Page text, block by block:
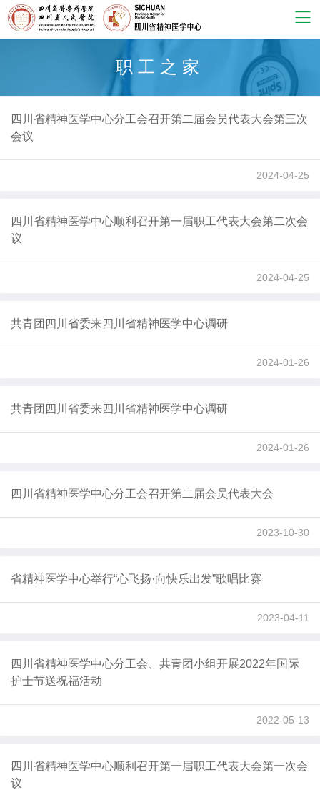
职工之家
四川省精神医学中心分工会召开第二届会员代表大会第三次
会议
2024-04-25
四川省精神医学中心顺利召开第一届职工代表大会第二次会
议
2024-04-25
共青团四川省委来四川省精神医学中心调研
2024-01-26
共青团四川省委来四川省精神医学中心调研
2024-01-26
四川省精神医学中心分工会召开第二届会员代表大会
2023-10-30
省精神医学中心举行“心飞扬·向快乐出发”歌唱比赛
2023-04-11
四川省精神医学中心分工会、共青团小组开展2022年国际
护士节送祝福活动
2022-05-13
四川省精神医学中心顺利召开第一届职工代表大会第一次会
议